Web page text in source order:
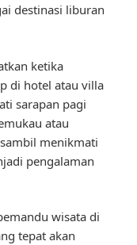
destinasi liburan
ketika
di hotel atau villa
sarapan pagi
atau
menikmati
pengalaman
wisata di
tepat akan